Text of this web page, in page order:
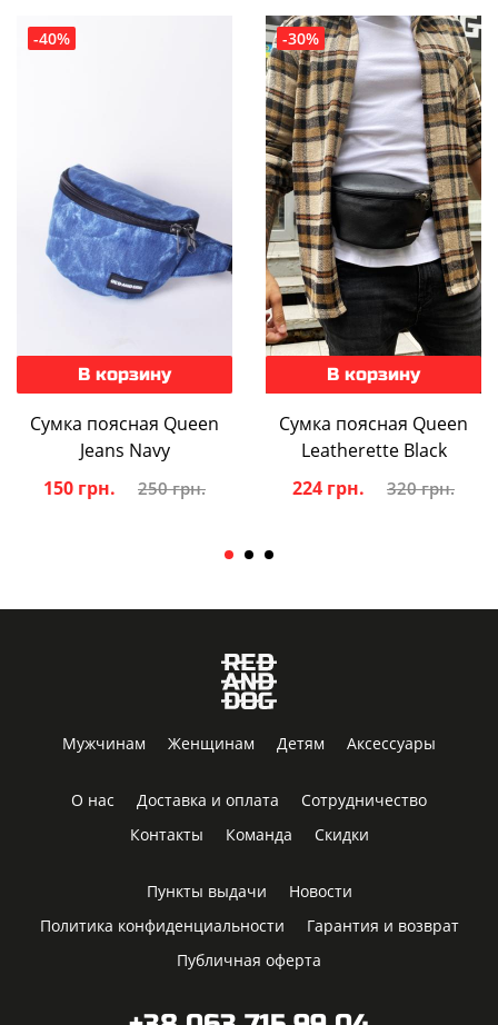
-40%
В корзину
Сумка поясная Queen
Jeans Navy
150 грн.
250 грн.
-30%
В корзину
Сумка поясная Queen
Leatherette Black
224 грн.
320 грн.
Мужчинам Женщинам Детям Аксессуары
О нас Доставка и оплата
Сотрудничество
Контакты
Команда Скидки
Пункты выдачи
Новости
Политика конфиденциальности
Гарантия и возврат
Публичная оферта